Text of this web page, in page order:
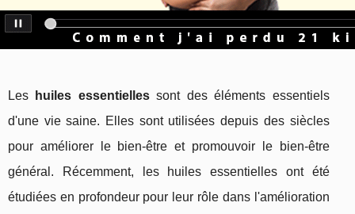
Les huiles essentiellessont des éléments essentiels
d'une vie saine. Elles sont utilisées depuis des siècles
pour améliorer le bien-être et promouvoir le bien-être
général. Récemment, les huiles essentielles ont été
étudiées en profondeur pour leur rôle dans l'amélioration